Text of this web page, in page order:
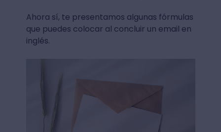
Ahora sí, te presentamos algunas fórmulas
que puedes colocar al concluir un email en
inglés.